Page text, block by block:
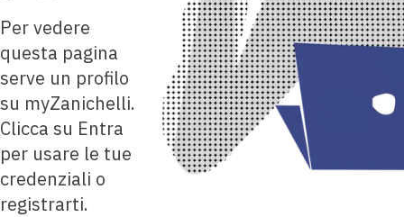
Per vedere
questa pagina
serve un profilo
su myZanichelli.
Clicca su Entra
per usare le tue
credenziali o
registrarti.